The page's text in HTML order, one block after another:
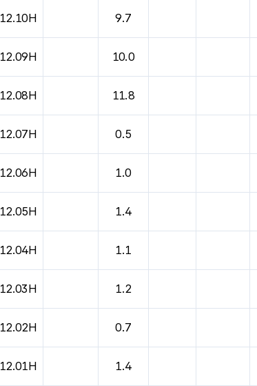
12.10H 9.7
12.09H 10.0
12.08H 11.8
12.07H 0.5
12.06H 1.0
12.05H 1.4
12.04H 1.1
12.03H 1.2
12.02H 0.7
12.01H 1.4